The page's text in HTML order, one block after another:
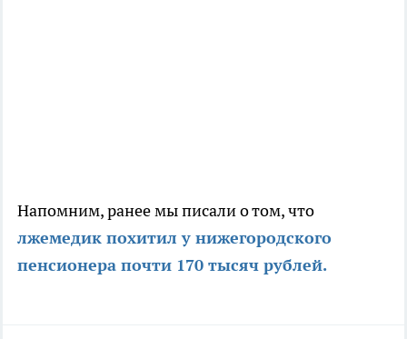
Напомним, ранее мы писали о том, что
лжемедик похитил у нижегородского
пенсионера почти 170 тысяч рублей.